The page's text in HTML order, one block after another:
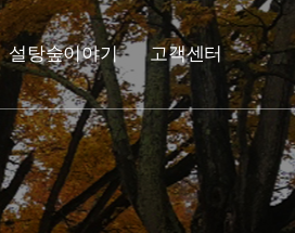
설탕숲이야기 고객센터